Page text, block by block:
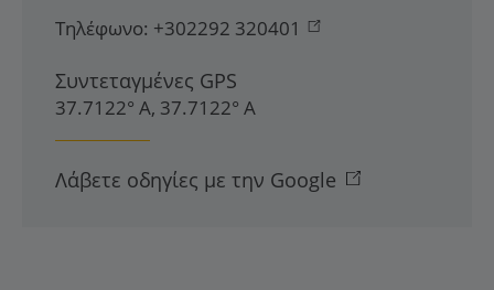
Τηλέφωνο: +302292 320401
Συντεταγμένες GPS
37.7122° Α, 37.7122° Α
Λάβετε οδηγίες με την Google